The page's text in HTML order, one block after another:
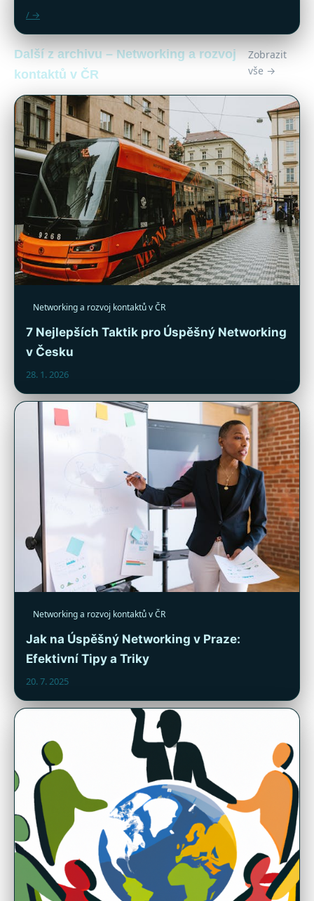
/ →
Další z archivu – Networking a rozvoj
kontaktů v ČR
Zobrazit
vše →
Networking a rozvoj kontaktů v ČR
7 Nejlepších Taktik pro Úspěšný Networking
v Česku
28. 1. 2026
Networking a rozvoj kontaktů v ČR
Jak na Úspěšný Networking v Praze:
Efektivní Tipy a Triky
20. 7. 2025